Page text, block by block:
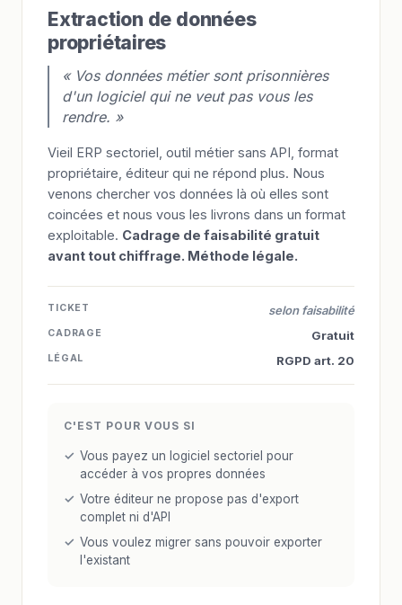
Extraction de données
propriétaires
« Vos données métier sont prisonnières
d'un logiciel qui ne veut pas vous les
rendre. »
Vieil ERP sectoriel, outil métier sans API, format
propriétaire, éditeur qui ne répond plus. Nous
venons chercher vos données là où elles sont
coincées et nous vous les livrons dans un format
exploitable. Cadrage de faisabilité gratuit
avant tout chiffrage. Méthode légale.
TICKET selon faisabilité
CADRAGE Gratuit
LÉGAL RGPD art. 20
C'EST POUR VOUS SI
Vous payez un logiciel sectoriel pour
accéder à vos propres données
Votre éditeur ne propose pas d'export
complet ni d'API
Vous voulez migrer sans pouvoir exporter
l'existant